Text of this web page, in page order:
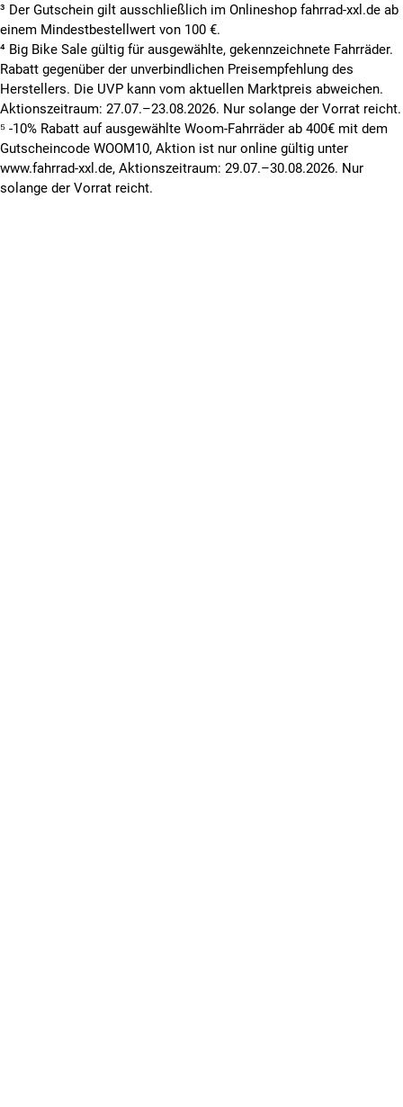
³ Der Gutschein gilt ausschließlich im Onlineshop fahrrad-xxl.de ab
einem Mindestbestellwert von 100 €.
⁴ Big Bike Sale gültig für ausgewählte, gekennzeichnete Fahrräder.
Rabatt gegenüber der unverbindlichen Preisempfehlung des
Herstellers. Die UVP kann vom aktuellen Marktpreis abweichen.
Aktionszeitraum: 27.07.–23.08.2026. Nur solange der Vorrat reicht.
⁵ -10% Rabatt auf ausgewählte Woom-Fahrräder ab 400€ mit dem
Gutscheincode WOOM10, Aktion ist nur online gültig unter
www.fahrrad-xxl.de, Aktionszeitraum: 29.07.–30.08.2026. Nur
solange der Vorrat reicht.